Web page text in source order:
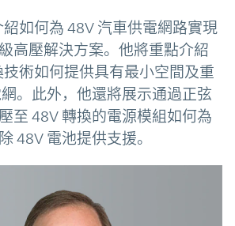
紹如何為 48V 汽車供電網路實現
高壓解決方案。他將重點介紹
技術如何提供具有最小空間及重
。此外，他還將展示通過正弦
至 48V 轉換的電源模組如何為
48V 電池提供支援。